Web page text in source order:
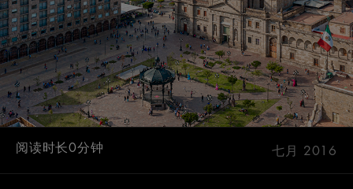
七月 2016
阅读时长0分钟